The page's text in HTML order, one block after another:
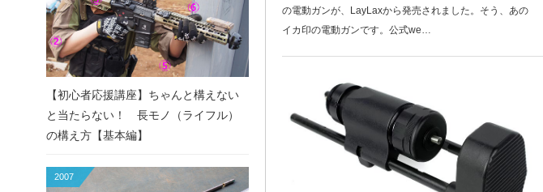
の電動ガンが、LayLaxから発売されました。そう、あの
イカ印の電動ガンです。公式we…
【初心者応援講座】ちゃんと構えない
と当たらない！ 長モノ（ライフル）
の構え方【基本編】
2007